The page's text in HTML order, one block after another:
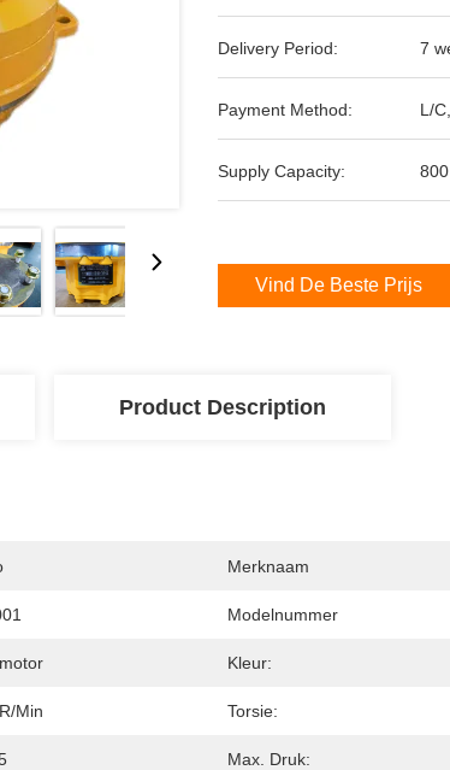
Delivery Period: 7
Payment Method: L/
Supply Capacity:
Vind De Beste Prijs
Product Description
Merknaam
Modelnummer
Kleur:
min Torsie:
Max. Druk: